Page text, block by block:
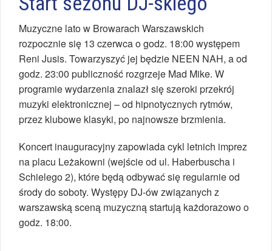
Muzyczne lato w Browarach Warszawskich
rozpocznie się 13 czerwca o godz. 18:00 występem
Reni Jusis. Towarzyszyć jej będzie NEEN NAH, a od
godz. 23:00 publiczność rozgrzeje Mad Mike. W
programie wydarzenia znalazł się szeroki przekrój
muzyki elektronicznej – od hipnotycznych rytmów,
przez klubowe klasyki, po najnowsze brzmienia.
Koncert inauguracyjny zapowiada cykl letnich imprez
na placu Leżakowni (wejście od ul. Haberbuscha i
Schielego 2), które będą odbywać się regularnie od
środy do soboty. Występy DJ-ów związanych z
warszawską sceną muzyczną startują każdorazowo o
godz. 18:00.